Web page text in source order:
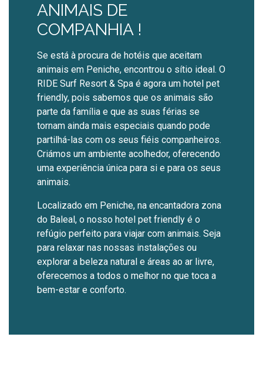
ANIMAIS DE
COMPANHIA !
Se está à procura de hotéis que aceitam
animais em Peniche, encontrou o sítio ideal. O
RIDE Surf Resort & Spa é agora um hotel pet
friendly, pois sabemos que os animais são
parte da família e que as suas férias se
tornam ainda mais especiais quando pode
partilhá-las com os seus fiéis companheiros.
Criámos um ambiente acolhedor, oferecendo
uma experiência única para si e para os seus
animais.
Localizado em Peniche, na encantadora zona
do Baleal, o nosso hotel pet friendly é o
refúgio perfeito para viajar com animais. Seja
para relaxar nas nossas instalações ou
explorar a beleza natural e áreas ao ar livre,
oferecemos a todos o melhor no que toca a
bem-estar e conforto.